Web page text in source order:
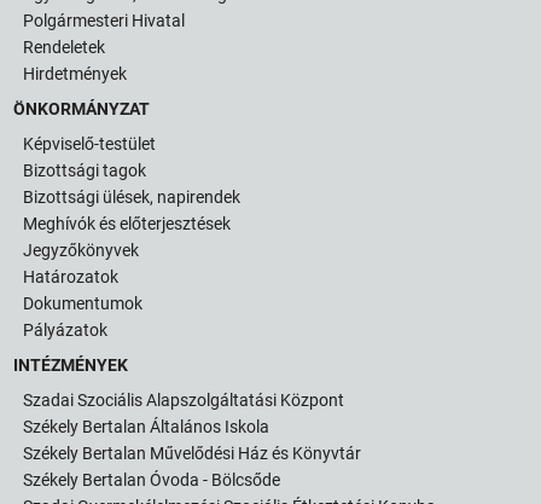
Polgármesteri Hivatal
Rendeletek
Hirdetmények
ÖNKORMÁNYZAT
Képviselő-testület
Bizottsági tagok
Bizottsági ülések, napirendek
Meghívók és előterjesztések
Jegyzőkönyvek
Határozatok
Dokumentumok
Pályázatok
INTÉZMÉNYEK
Szadai Szociális Alapszolgáltatási Központ
Székely Bertalan Általános Iskola
Székely Bertalan Művelődési Ház és Könyvtár
Székely Bertalan Óvoda - Bölcsőde